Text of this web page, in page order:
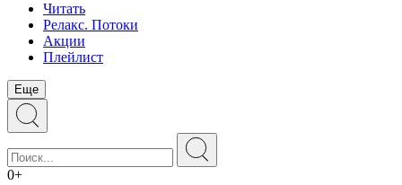
Читать
Релакс. Потоки
Акции
Плейлист
Еще
0+